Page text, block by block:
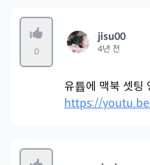
0
jisu00
4년 전
유튭에 맥북 셋팅
https://